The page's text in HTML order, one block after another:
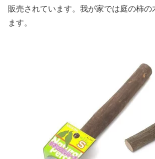
販売されています。我が家では庭の柿の
ます。